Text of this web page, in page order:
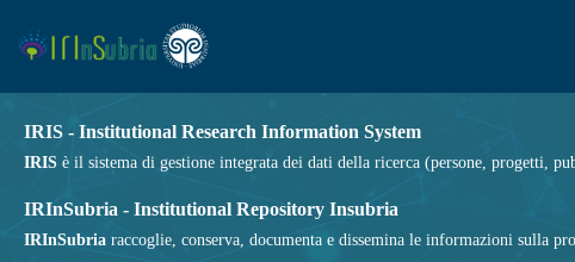
IRIS - Institutional Research Information System
IRIS è il sistema di gestione integrata dei dati della ricerca (persone, progetti,
IRInSubria - Institutional Repository Insubria
IRInSubria raccoglie, conserva, documenta e dissemina le informazioni sulla